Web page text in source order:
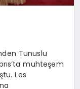
Tunuslu
muhteşem
Les